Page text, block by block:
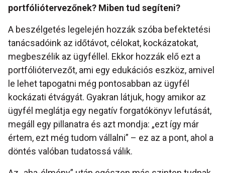
portfóliótervezőnek? Miben tud segíteni?
A beszélgetés legelején hozzák szóba befektetési
tanácsadóink az időtávot, célokat, kockázatokat,
megbeszélik az ügyféllel. Ekkor hozzák elő ezt a
portfóliótervezőt, ami egy edukációs eszköz, amivel
le lehet tapogatni még pontosabban az ügyfél
kockázati étvágyát. Gyakran látjuk, hogy amikor az
ügyfél meglátja egy negatív forgatókönyv lefutását,
megáll egy pillanatra és azt mondja: „ezt így már
értem, ezt még tudom vállalni” – ez az a pont, ahol a
döntés valóban tudatossá válik.